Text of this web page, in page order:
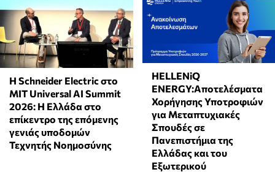
Η Schneider Electric στο
MIT Universal AI Summit
2026: Η Ελλάδα στο
επίκεντρο της επόμενης
γενιάς υποδομών
Τεχνητής Νοημοσύνης
HELLENiQ
ENERGY:Αποτελέσματα
Χορήγησης Υποτροφιών
για Μεταπτυχιακές
Σπουδές σε
Πανεπιστήμια της
Ελλάδας και του
Εξωτερικού